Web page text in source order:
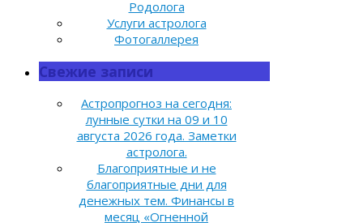
Родолога
Услуги астролога
Фотогаллерея
Свежие записи
Астропрогноз на сегодня:
лунные сутки на 09 и 10
августа 2026 года. Заметки
астролога.
Благоприятные и не
благоприятные дни для
денежных тем. Финансы в
месяц «Огненной